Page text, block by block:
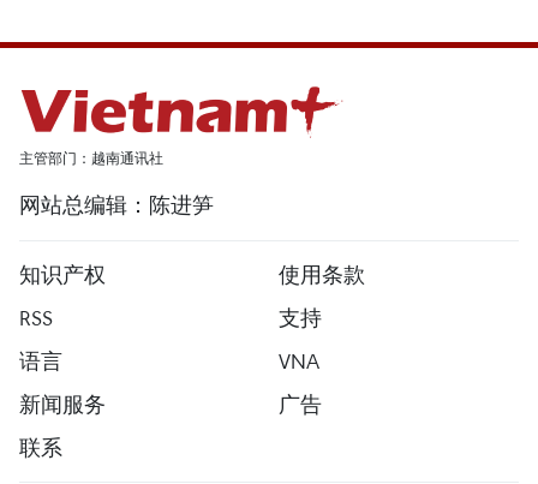
主管部门：越南通讯社
网站总编辑：陈进笋
知识产权
使用条款
RSS
支持
语言
VNA
新闻服务
广告
联系